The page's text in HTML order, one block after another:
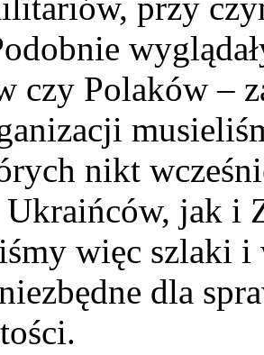
czy Polaków –
nikt
Ukraińców, jak i
więc szlaki
dla